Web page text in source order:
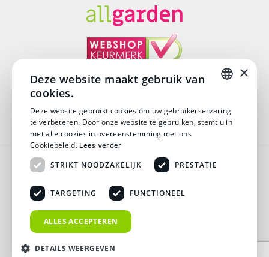
Algemene voorwaarden
Disclaimer
Privacy verklaring
DUTCH
×
Deze website maakt gebruik van
cookies.
Deze website gebruikt cookies om uw gebruikerservaring
te verbeteren. Door onze website te gebruiken, stemt u in
met alle cookies in overeenstemming met ons
Cookiebeleid. Lees verder
STRIKT NOODZAKELIJK PRESTATIE
TARGETING FUNCTIONEEL
ALLES ACCEPTEREN
DETAILS WEERGEVEN